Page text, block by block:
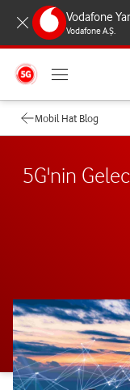
Vodafone
Vodafone A.Ş.
Mobil Hat Blog
5G'nin